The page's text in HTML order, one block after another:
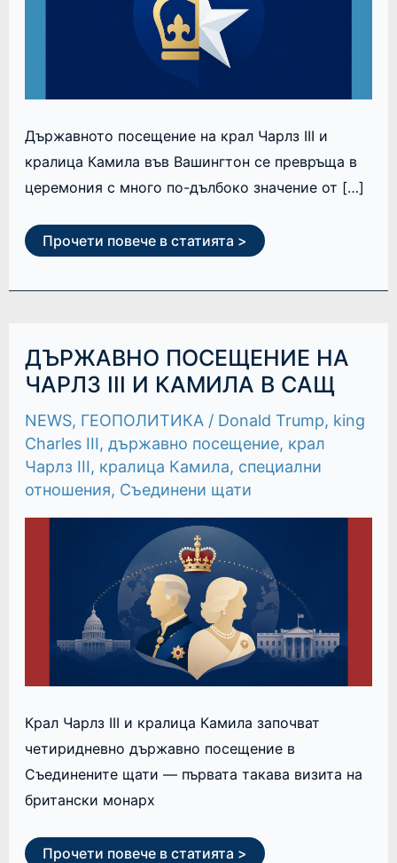
Държавното посещение на крал Чарлз III и
кралица Камила във Вашингтон се превръща в
церемония с много по-дълбоко значение от […]
Прочети повече в статията >
ДЪРЖАВНО ПОСЕЩЕНИЕ НА
ЧАРЛЗ III И КАМИЛА В САЩ
NEWS, ГЕОПОЛИТИКА/ Donald Trump, king
Charles III, държавно посещение, крал
Чарлз III, кралица Камила, специални
отношения, Съединени щати
Крал Чарлз III и кралица Камила започват
четиридневно държавно посещение в
Съединените щати — първата такава визита на
британски монарх
ДЪРЖАВНО
ПОСЕЩЕНИЕ
НА
ЧАРЛЗ
И
КАМИЛА
В
САЩ
Прочети повече в статията >